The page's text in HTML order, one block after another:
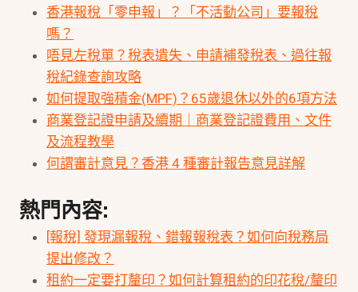
香港報稅「零申報」？「不活動公司」要報稅
嗎？
唔見左稅單？稅表遺失、申請補發稅表、過往報
稅紀錄查詢攻略
如何提取強積金(MPF)？65歲退休以外的6項方法
商業登記證申請及續期｜商業登記證費用、文件
及流程教學
何謂審計意見？香港 4 種審計報告意見詳解
熱門內容:
[報稅] 發現漏報稅、錯報報稅表？如何向稅務局
提出修改？
租約一定要打釐印？如何計算租約的印花稅/釐印